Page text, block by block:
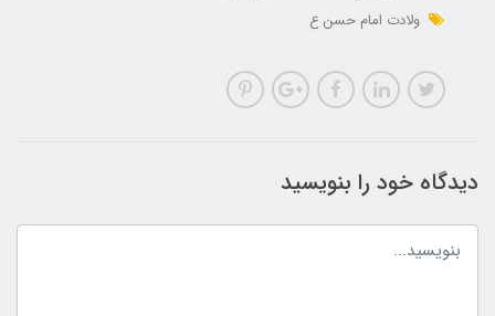
ولادت امام حسن ع
دیدگاه خود را بنویسید